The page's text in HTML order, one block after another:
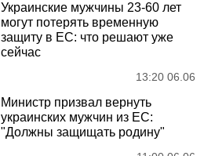
Украинские мужчины 23-60 лет
могут потерять временную
защиту в ЕС: что решают уже
сейчас
13:20 06.06
Министр призвал вернуть
украинских мужчин из ЕС:
"Должны защищать родину"